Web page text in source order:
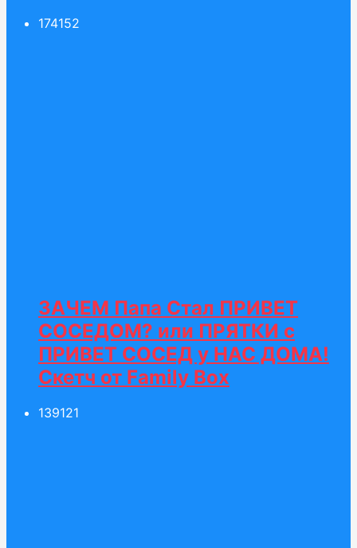
174152
ЗАЧЕМ Папа Стал ПРИВЕТ
СОСЕДОМ? или ПРЯТКИ с
ПРИВЕТ СОСЕД у НАС ДОМА!
Скетч от Family Box
139121